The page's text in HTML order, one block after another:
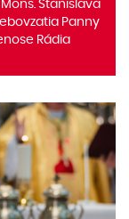
Stanislava
Panny
Rádia